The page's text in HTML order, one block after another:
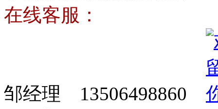
在线客服：
邹经理 13506498860